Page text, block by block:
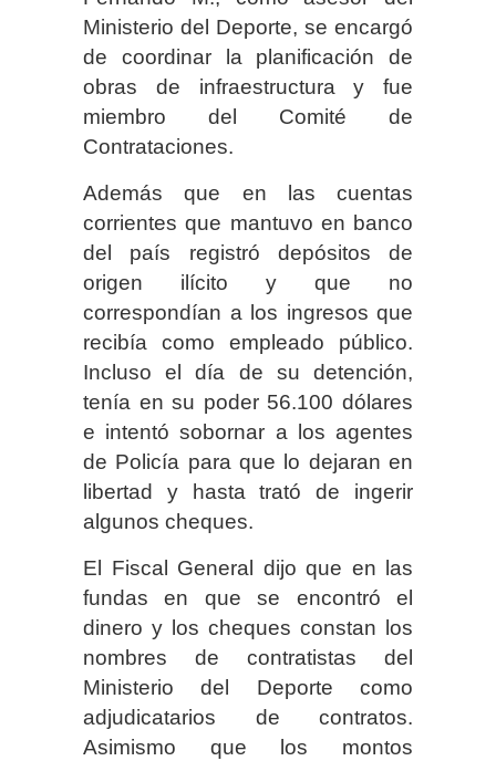
Ministerio del Deporte, se encargó
de coordinar la planificación de
obras de infraestructura y fue
miembro del Comité de
Contrataciones.
Además que en las cuentas
corrientes que mantuvo en banco
del país registró depósitos de
origen ilícito y que no
correspondían a los ingresos que
recibía como empleado público.
Incluso el día de su detención,
tenía en su poder 56.100 dólares
e intentó sobornar a los agentes
de Policía para que lo dejaran en
libertad y hasta trató de ingerir
algunos cheques.
El Fiscal General dijo que en las
fundas en que se encontró el
dinero y los cheques constan los
nombres de contratistas del
Ministerio del Deporte como
adjudicatarios de contratos.
Asimismo que los montos